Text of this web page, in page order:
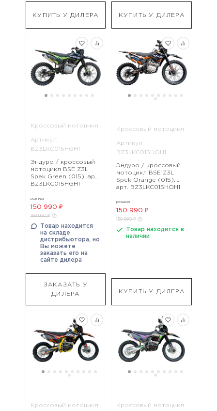
КУПИТЬ У ДИЛЕРА КУПИТЬ У ДИЛЕРА
Кроссовый мотоцикл
Артикул:
BZ3LKC015HGH1
Эндуро / кроссовый
мотоцикл BSE Z3L
Spek Green (015), арт.
BZ3LKC015HGH1
розница
150 990 ₽
159 990 ₽
Товар находится
на складе
дистрибьютора, но
Вы можете
заказать его на
сайте дилера
ЗАКАЗАТЬ У
ДИЛЕРА
Кроссовый мотоцикл
Артикул:
BZ3LKC015HOH1
Эндуро / кроссовый
мотоцикл BSE Z3L
Spek Orange (015),
арт. BZ3LKC015HOH1
розница
150 990 ₽
159 990 ₽
Товар находится в
наличии
КУПИТЬ У ДИЛЕРА
Кроссовый мотоцикл Кроссовый мотоцикл